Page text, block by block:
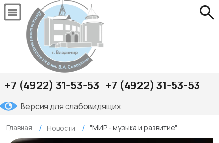
+7 (4922) 31-53-53 +7 (4922) 31-53-53
Версия для слабовидящих
Главная Новости "МИР - музыка и развитие"